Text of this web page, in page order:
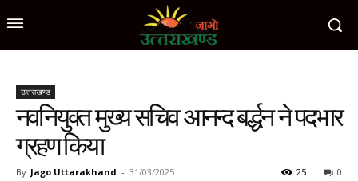
उत्तराखण्ड
नवनियुक्त मुख्य सचिव आनन्द बर्द्धन ने पदभार
ग्रहण किया
By Jago Uttarakhand - 31/03/2025 0
25